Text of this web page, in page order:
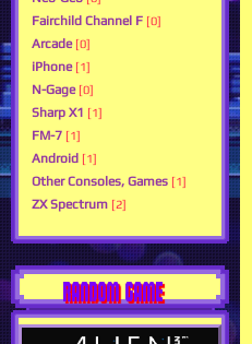
Fairchild Channel F [0]
Arcade [0]
iPhone [1]
N-Gage [0]
Sharp X1 [1]
FM-7 [1]
Android [1]
Other Consoles, Games [1]
ZX Spectrum [2]
RANDOM GAME